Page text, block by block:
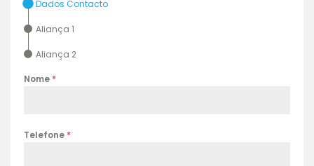
Dados Contacto
Aliança 1
Aliança 2
Nome *
Telefone *